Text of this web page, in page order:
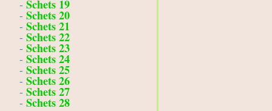
- Schets 19
- Schets 20
- Schets 21
- Schets 22
- Schets 23
- Schets 24
- Schets 25
- Schets 26
- Schets 27
- Schets 28